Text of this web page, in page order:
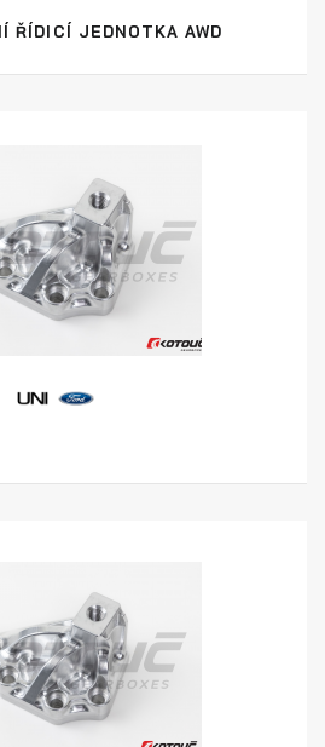
ŘÍDICÍ JEDNOTKA AWD